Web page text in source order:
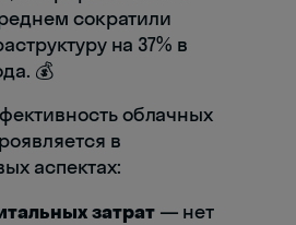
сократили
на 37% в
💰
облачных
в
аспектах:
затрат— нет